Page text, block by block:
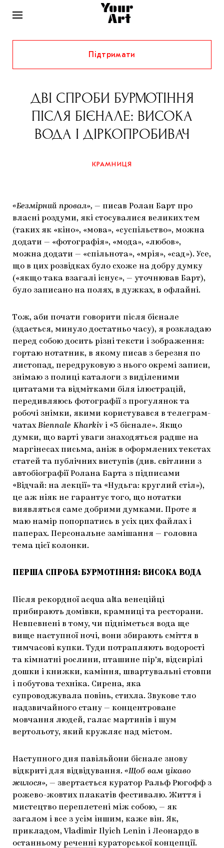
НОВИНИ
ІНТЕРВ’Ю
ХУДОЖНИКИ
КУРАТОРИ
РІДНИЙ КРАЙ
ФЕСТИВАЛІ
КОЛЕКЦІЇ
ГАЛЕРЕЇ
АРТЦЕНТРИ
СТАТТІ
КОНСПЕКТИ
КНИЖКИ І ЖУРНАЛИ
ЗАПАЛЕННЯ
ЯК ПІДТРИМУВАТИ УКРАЇНСЬКЕ МИСТЕЦТВО
МАРІУПОЛЬСЬКІ МАРГІНАЛІЇ
CARPATHIAN CULT ПРО РІЗДВЯНІ СВЯТА
КРАМНИЦЯ
Підтримати
ДВІ СПРОБИ БУРМОТІННЯ
ПІСЛЯ БІЄНАЛЕ: ВИСОКА
ВОДА І ДІРКОПРОБИВАЧ
КРАМНИЦЯ
«Безмірний провал», — писав Ролан Барт про
власні роздуми, які стосувалися великих тем
(таких як «кіно», «мова», «суспільство», можна
додати — «фотографія», «мода», «любов»,
можна додати — «спільнота», «мрія», «сад»). Усе,
що в цих розвідках було схоже на добру думку
(«якщо така взагалі існує», — уточнював Барт),
було записано на полях, в дужках, в офлайні.
Тож, аби почати говорити після бієнале
(здається, минуло достатньо часу), я розкладаю
перед собою досить різні тексти і зображення:
гортаю нотатник, в якому писав з березня по
листопад, передруковую з нього окремі записи,
знімаю з полиці каталоги з виділеними
цитатами та відмітками біля ілюстрацій,
передивляюсь фотографії з прогулянок та
робочі знімки, якими користувався в телеграм-
чатахBiennale Kharkiv і «3 бієнале». Якщо
думки, що варті уваги знаходяться радше на
маргінесах письма, аніж в оформлених текстах
статей та публічних виступів (див. світлини з
автобіографії Ролана Барта з підписами
«Відчай: на лекції» та «Нудьга: круглий стіл»),
це аж ніяк не гарантує того, що нотатки
виявляться саме добрими думками. Проте я
маю намір попорпатись в усіх цих файлах і
паперах. Персональне замішання — головна
тема цієї колонки.
ПЕРША СПРОБА БУРМОТІННЯ: ВИСОКА ВОДА
Після рекордної acqua alta венеційці
прибирають домівки, крамниці та ресторани.
Невпевнені в тому, чи підніметься вода ще
вище наступної ночі, вони збирають сміття в
тимчасові купки. Туди потрапляють водорості
та кімнатні рослини, пташине пір’я, відсирілі
дошки і книжки, каміння, швартувальні стовпи
і побутова техніка. Сирена, яка
супроводжувала повінь, стихла. Звукове тло
надзвичайного стану — концентроване
мовчання людей, галас мартинів і шум
вертольоту, який кружляє над містом.
Наступного дня павільйони бієнале знову
відкриті для відвідування. «Щоб вам цікаво
жилося», — звертається куратор Ральф Рюгофф з
рожево-жовтих плакатів фестивалю. Життя і
мистецтво переплетені між собою, — як
загалом і все з усім іншим, каже він. Як,
прикладом, Vladimir Ilyich Lenin і Леонардо в
останньому реченні кураторської концепції.